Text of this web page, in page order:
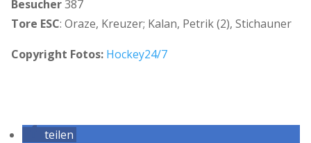
Besucher387
Tore ESC: Oraze, Kreuzer; Kalan, Petrik (2), Stichauner
Copyright Fotos: Hockey24/7
teilen